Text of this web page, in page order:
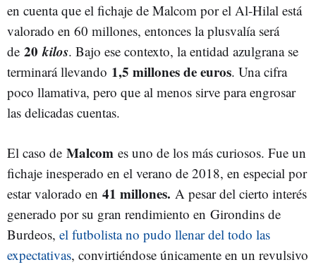
en cuenta que el fichaje de Malcom por el Al-Hilal está
valorado en 60 millones, entonces la plusvalía será
de 20kilos. Bajo ese contexto, la entidad azulgrana se
terminará llevando 1,5 millones de euros. Una cifra
poco llamativa, pero que al menos sirve para engrosar
las delicadas cuentas.
El caso de Malcom es uno de los más curiosos. Fue un
fichaje inesperado en el verano de 2018, en especial por
estar valorado en 41 millones. A pesar del cierto interés
generado por su gran rendimiento en Girondins de
Burdeos, el futbolista no pudo llenar del todo las
expectativas, convirtiéndose únicamente en un revulsivo